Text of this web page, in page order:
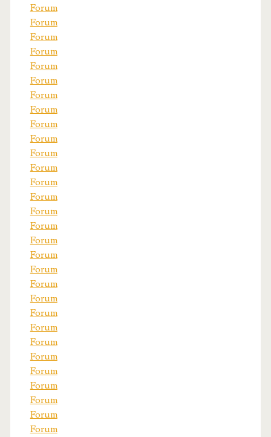
Forum
Forum
Forum
Forum
Forum
Forum
Forum
Forum
Forum
Forum
Forum
Forum
Forum
Forum
Forum
Forum
Forum
Forum
Forum
Forum
Forum
Forum
Forum
Forum
Forum
Forum
Forum
Forum
Forum
Forum